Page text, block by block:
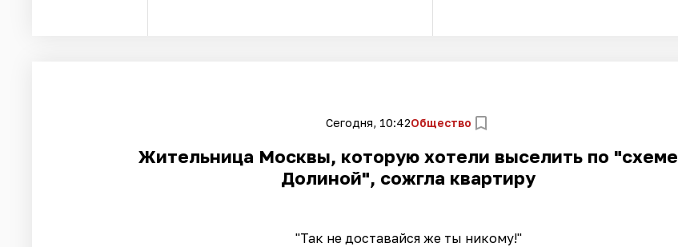
Сегодня, 10:42Общество
Жительница Москвы, которую хотели выселить по "схеме
Долиной", сожгла квартиру
"Так не доставайся же ты никому!"